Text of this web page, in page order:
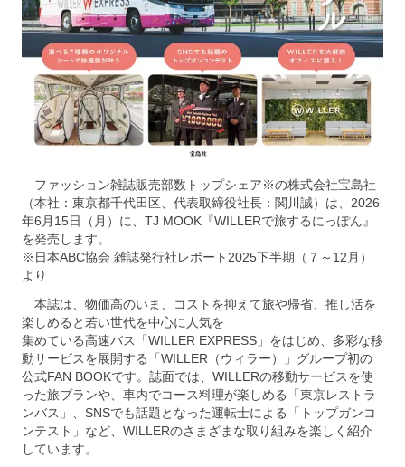
ファッション雑誌販売部数トップシェア※の株式会社宝島社
（本社：東京都千代田区、代表取締役社長：関川誠）は、2026
年6月15日（月）に、TJ MOOK『WILLERで旅するにっぽん』
を発売します。
※日本ABC協会 雑誌発行社レポート2025下半期（７～12月）
より
本誌は、物価高のいま、コストを抑えて旅や帰省、推し活を
楽しめると若い世代を中心に人気を
集めている高速バス「WILLER EXPRESS」をはじめ、多彩な移
動サービスを展開する「WILLER（ウィラー）」グループ初の
公式FAN BOOKです。誌面では、WILLERの移動サービスを使
った旅プランや、車内でコース料理が楽しめる「東京レストラ
ンバス」、SNSでも話題となった運転士による「トップガンコ
ンテスト」など、WILLERのさまざまな取り組みを楽しく紹介
しています。